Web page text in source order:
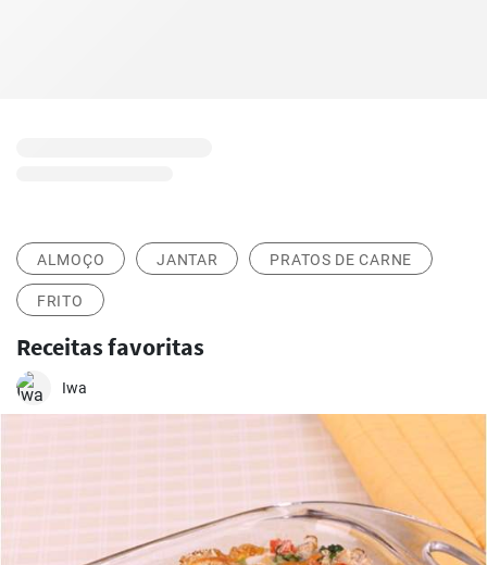
ALMOÇO JANTAR PRATOS DE CARNE
FRITO
Receitas favoritas
Iwa